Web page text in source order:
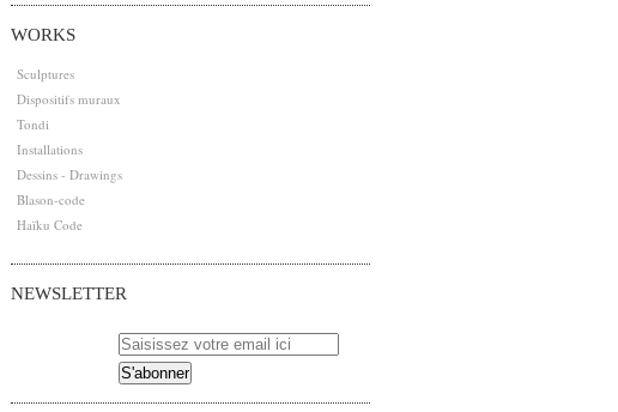
WORKS
Sculptures
Dispositifs muraux
Tondi
Installations
Dessins - Drawings
Blason-code
Haïku Code
NEWSLETTER